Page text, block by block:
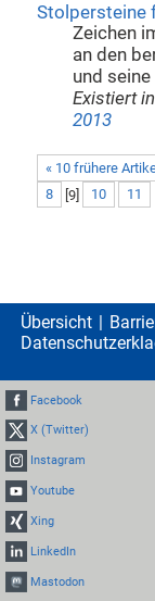
Stolpersteine
Zeichen
an den
und
Existiert in
2013
« 10 frühere
8
[9] 10 11
Übersicht
Facebook
X (Twitter)
Instagram
Youtube
Xing
LinkedIn
Mastodon